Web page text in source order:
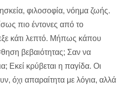
φιλοσοφία, νόημα ζωής.
πιο έντονες από το
κάτι λεπτό. Μήπως κάπου
βεβαιότητας; Σαν να
Εκεί κρύβεται η παγίδα. Οι
όχι απαραίτητα με λόγια, αλλά